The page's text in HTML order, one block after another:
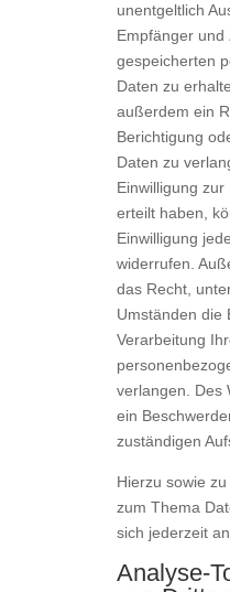
unentgeltlich
Empfänger und
gespeicherten
Daten zu
außerdem ein
Berichtigung
Daten zu
Einwilligung
erteilt haben,
Einwilligung
widerrufen.
das Recht,
Umständen die
Verarbeitung
verlangen. Des
ein
zuständigen
Hierzu sowie
zum Thema
sich jederzeit
Analyse-